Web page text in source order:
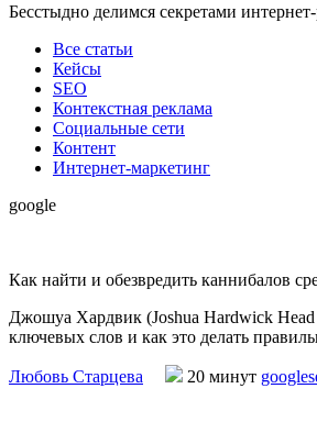
Бесстыдно делимся секретами
Все статьи
Кейсы
SEO
Контекстная реклама
Социальные сети
Контент
Интернет-маркетинг
google
Как найти и обезвредить каннибалов
Джошуа Хардвик (Joshua Hardwick Head
ключевых слов и как это делать
Любовь Старцева 20 минут google